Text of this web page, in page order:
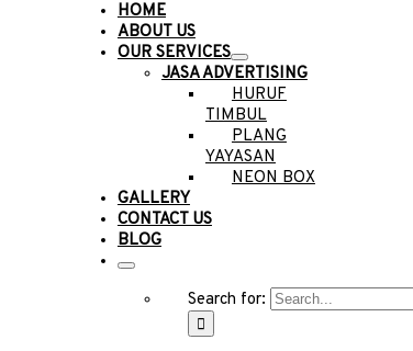
HOME
ABOUT US
OUR SERVICES
JASA ADVERTISING
HURUF
TIMBUL
PLANG
YAYASAN
NEON BOX
GALLERY
CONTACT US
BLOG
Search for: